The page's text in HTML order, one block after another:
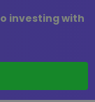
investing with